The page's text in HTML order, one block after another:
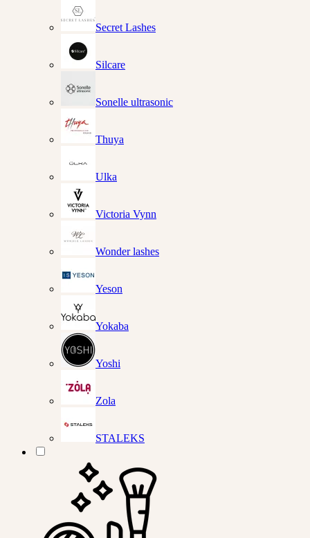
Secret Lashes
Silcare
Sonelle ultrasonic
Thuya
Ulka
Victoria Vynn
Wonder lashes
Yeson
Yokaba
Yoshi
Zola
STALEKS